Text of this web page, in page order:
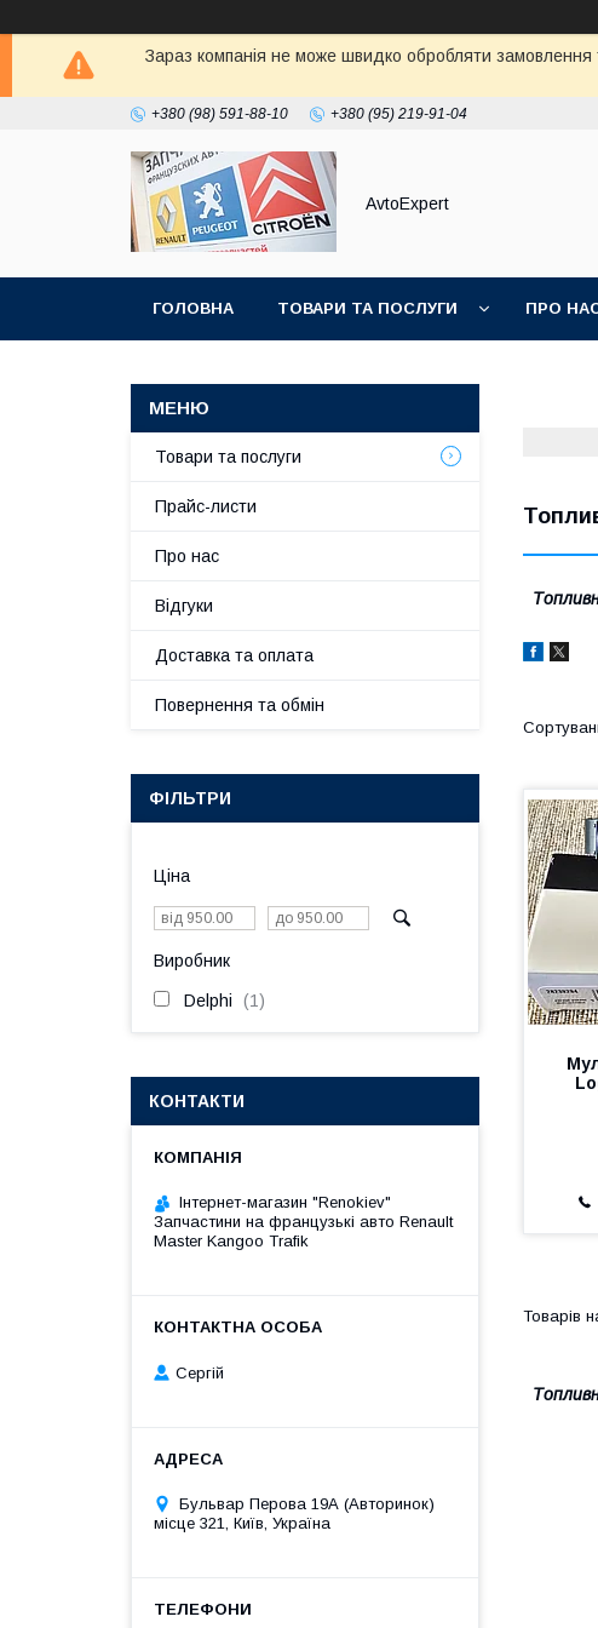
Зараз компанія не може швидко обробляти замовлення
+380 (98) 591-88-10 +380 (95) 219-91-04
AvtoExpert
ГОЛОВНА ТОВАРИ ТА ПОСЛУГИ ПРО
Товари та послуги
Прайс-листи
Про нас
Відгуки
Доставка та оплата
Повернення та обмін
ФІЛЬТРИ
Ціна
Виробник
Delphi 1
КОНТАКТИ
Інтернет-магазин "Renokiev"
Запчастини на французькі авто Renault
Master Kangoo Trafik
Сергій
Бульвар Перова 19А (Авторинок)
місце 321, Київ, Україна